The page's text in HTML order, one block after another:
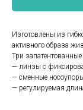
Изготовлены из
активного образа
Три запатентованные
— линзы с
— сменные
— регулируемая